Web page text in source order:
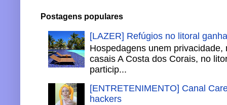
Postagens populares
[LAZER] Refúgios no litoral
Hospedagens unem
casais A Costa dos Corais, no
particip...
[ENTRETENIMENTO] Canal
hackers